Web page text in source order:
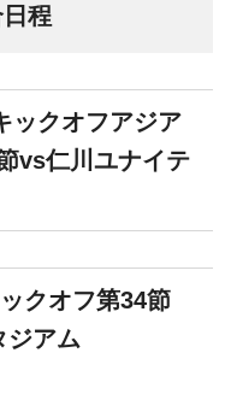
程
ックオフアジア
vs仁川ユナイテ
クオフ第34節
ジアム